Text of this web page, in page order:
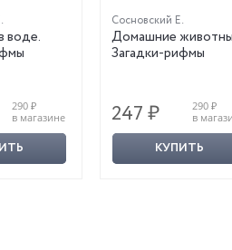
воде.
290 ₽
в магазине
Сосновский Е.
Домашние
Загадки-рифмы
247 ₽
290 ₽
в
КУПИТЬ